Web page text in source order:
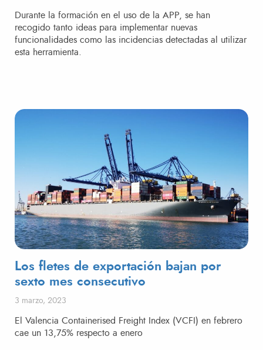
Durante la formación en el uso de la APP, se han
recogido tanto ideas para implementar nuevas
funcionalidades como las incidencias detectadas al utilizar
esta herramienta.
Los fletes de exportación bajan por
sexto mes consecutivo
Publicado el
3 marzo, 2023
El Valencia Containerised Freight Index (VCFI) en febrero
cae un 13,75% respecto a enero